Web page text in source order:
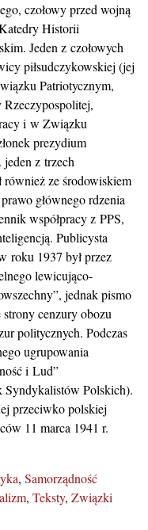
czołowy przed wojną
Historii
Jeden z czołowych
piłsudczykowskiej (jej
Patriotycznym,
i w Związku
prezydium
z trzech
ze środowiskiem
głównego rdzenia
współpracy z PPS,
Publicysta
roku 1937 był przez
lewicująco-
jednak pismo
strony cenzury obozu
politycznych. Podczas
ugrupowania
i Lud”
Syndykalistów Polskich).
przeciwko polskiej
11 marca 1941 r.
Samorządność
Teksty Związki